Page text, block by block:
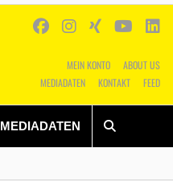
MEIN KONTO
ABOUT US
MEDIADATEN
KONTAKT FEED
MEDIADATEN
Shop SUCHEN